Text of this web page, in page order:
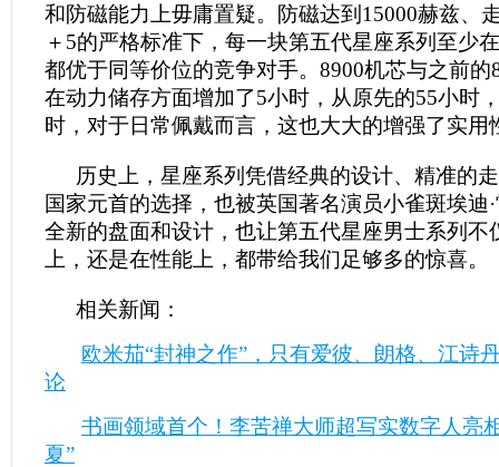
和防磁能力上毋庸置疑。防磁达到15000赫兹、
＋5的严格标准下，每一块第五代星座系列至少
都优于同等价位的竞争对手。8900机芯与之前的
在动力储存方面增加了5小时，从原先的55小时
时，对于日常佩戴而言，这也大大的增强了实用
历史上，星座系列凭借经典的设计、精准的
国家元首的选择，也被英国著名演员小雀斑埃迪
全新的盘面和设计，也让第五代星座男士系列不
上，还是在性能上，都带给我们足够多的惊喜。
相关新闻：
欧米茄“封神之作”，只有爱彼、朗格、江诗
论
书画领域首个！李苦禅大师超写实数字人亮
夏”